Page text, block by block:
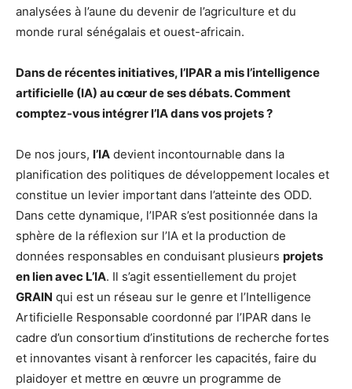
analysées à l’aune du devenir de l’agriculture et du
monde rural sénégalais et ouest-africain.
Dans de récentes initiatives, l’IPAR a mis l’intelligence
artificielle (IA) au cœur de ses débats. Comment
comptez-vous intégrer l’IA dans vos projets ?
De nos jours, l’IA devient incontournable dans la
planification des politiques de développement locales et
constitue un levier important dans l’atteinte des ODD.
Dans cette dynamique, l’IPAR s’est positionnée dans la
sphère de la réflexion sur l’IA et la production de
données responsables en conduisant plusieurs projets
en lien avec L’IA. Il s’agit essentiellement du projet
GRAIN qui est un réseau sur le genre et l’Intelligence
Artificielle Responsable coordonné par l’IPAR dans le
cadre d’un consortium d’institutions de recherche fortes
et innovantes visant à renforcer les capacités, faire du
plaidoyer et mettre en œuvre un programme de